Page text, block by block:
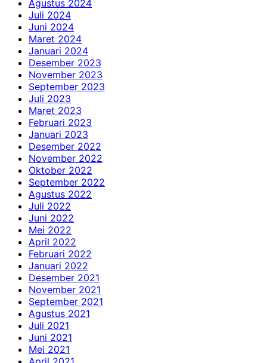
Agustus 2024
Juli 2024
Juni 2024
Maret 2024
Januari 2024
Desember 2023
November 2023
September 2023
Juli 2023
Maret 2023
Februari 2023
Januari 2023
Desember 2022
November 2022
Oktober 2022
September 2022
Agustus 2022
Juli 2022
Juni 2022
Mei 2022
April 2022
Februari 2022
Januari 2022
Desember 2021
November 2021
September 2021
Agustus 2021
Juli 2021
Juni 2021
Mei 2021